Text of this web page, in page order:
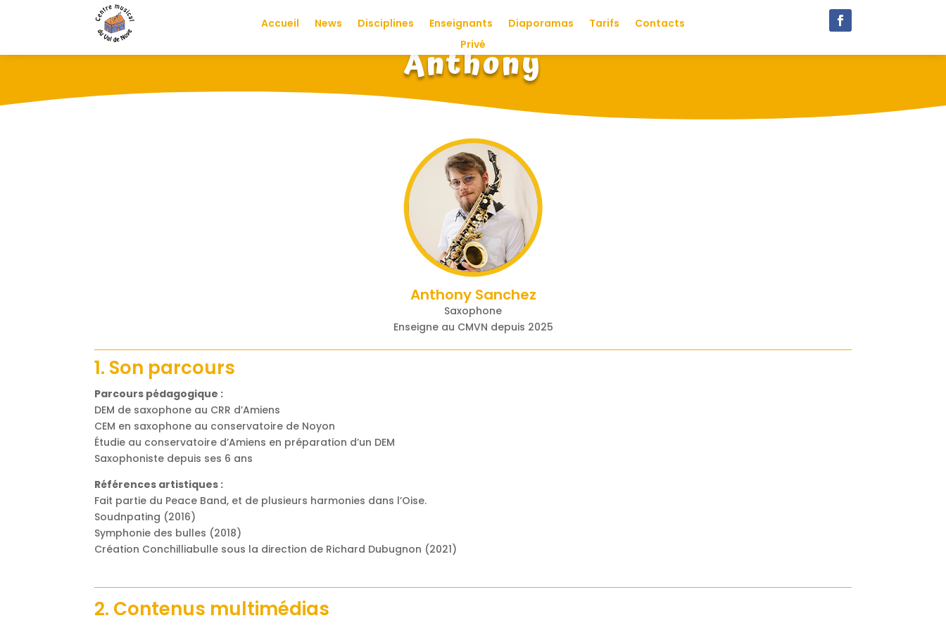
Accueil News Disciplines Enseignants Diaporamas Tarifs
Contacts
Privé
Anthony
Anthony Sanchez
Saxophone
Enseigne au CMVN depuis 2025
1. Son parcours
Parcours pédagogique :
DEM de saxophone au CRR d’Amiens
CEM en saxophone au conservatoire de Noyon
Étudie au conservatoire d’Amiens en préparation d’un DEM
Saxophoniste depuis ses 6 ans
Références artistiques :
Fait partie du Peace Band, et de plusieurs harmonies dans l’Oise.
Soudnpating (2016)
Symphonie des bulles (2018)
Création Conchilliabulle sous la direction de Richard Dubugnon (2021)
2. Contenus multimédias